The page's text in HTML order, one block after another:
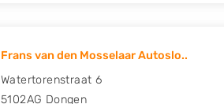
Frans van den Mosselaar Autoslo..
Watertorenstraat 6
5102AG Dongen